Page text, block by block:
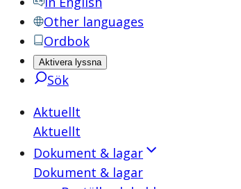
Other languages
Ordbok
Aktivera lyssna
Sök
Aktuellt
Aktuellt
Dokument & lagar
Dokument & lagar